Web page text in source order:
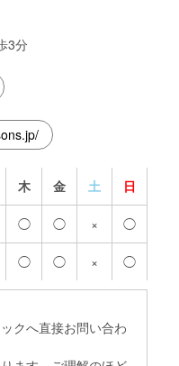
3分
木 金 土 日
◯ ◯ × ◯
◯ ◯ × ◯
クへ直接お問い合わ